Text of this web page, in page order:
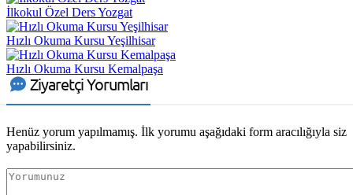
İlkokul Özel Ders Yozgat
Hızlı Okuma Kursu Yeşilhisar
Hızlı Okuma Kursu Kemalpaşa
Ziyaretçi Yorumları
Henüz yorum yapılmamış. İlk yorumu aşağıdaki form aracılığıyla siz
yapabilirsiniz.